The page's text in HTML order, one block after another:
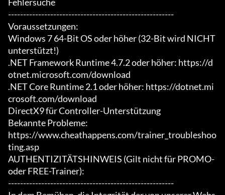
-------------------------------------------------------
Voraussetzungen:
Windows 7 64-Bit OS oder höher (32-Bit wird NICHT
unterstützt!)
.NET Framework Runtime 4.7.2 oder höher: https://d
otnet.microsoft.com/download
.NET Core Runtime 2.1 oder höher: https://dotnet.mi
crosoft.com/download
DirectX9 für Controller-Unterstützung
Bekannte Probleme:
https://www.cheathappens.com/trainer_troubleshoo
ting.asp
AUTHENTIZITÄTSHINWEIS (Gilt nicht für PROMO-
oder FREE-Trainer):
-------------------------------------------------------